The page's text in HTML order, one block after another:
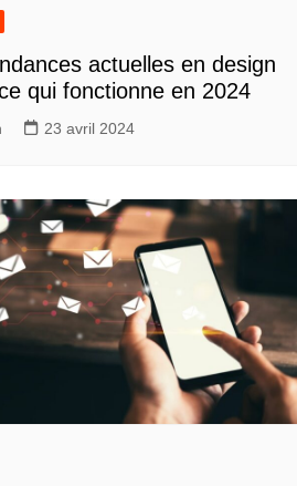
actuelles en design
qui fonctionne en 2024
23 avril 2024